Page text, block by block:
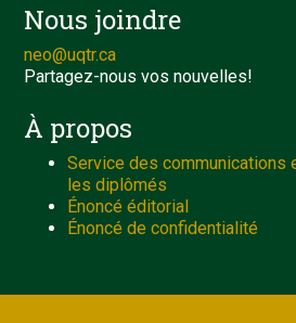
Nous joindre
neo@uqtr.ca
Partagez-nous vos nouvelles!
À propos
Service des communications
les diplômés
Énoncé éditorial
Énoncé de confidentialité